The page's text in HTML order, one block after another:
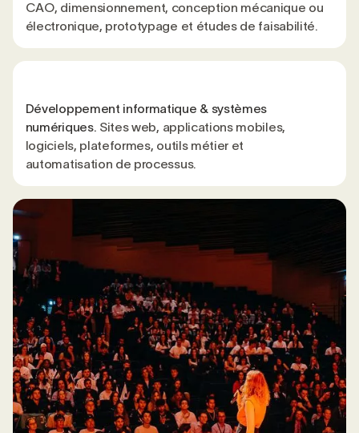
CAO, dimensionnement, conception mécanique ou
électronique, prototypage et études de faisabilité.
Développement informatique & systèmes
numériques. Sites web, applications mobiles,
logiciels, plateformes, outils métier et
automatisation de processus.